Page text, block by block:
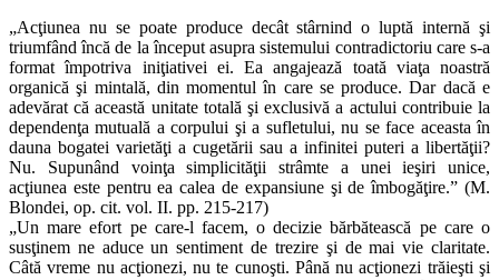
„Acţiunea nu se poate produce decât stârnind o luptă internă şi
triumfând încă de la început asupra sistemului contradictoriu care s-a
format împotriva iniţiativei ei. Ea angajează toată viaţa noastră
organică şi mintală, din momentul în care se produce. Dar dacă e
adevărat că această unitate totală şi exclusivă a actului contribuie la
dependenţa mutuală a corpului şi a sufletului, nu se face aceasta în
dauna bogatei varietăţi a cugetării sau a infinitei puteri a libertăţii?
Nu. Supunând voinţa simplicităţii strâmte a unei ieşiri unice,
acţiunea este pentru ea calea de expansiune şi de îmbogăţire.” (M.
Blondei, op. cit. vol. II. pp. 215-217)
„Un mare efort pe care-l facem, o decizie bărbătească pe care o
susţinem ne aduce un sentiment de trezire şi de mai vie claritate.
Câtă vreme nu acţionezi, nu te cunoşti. Până nu acţionezi trăieşti şi